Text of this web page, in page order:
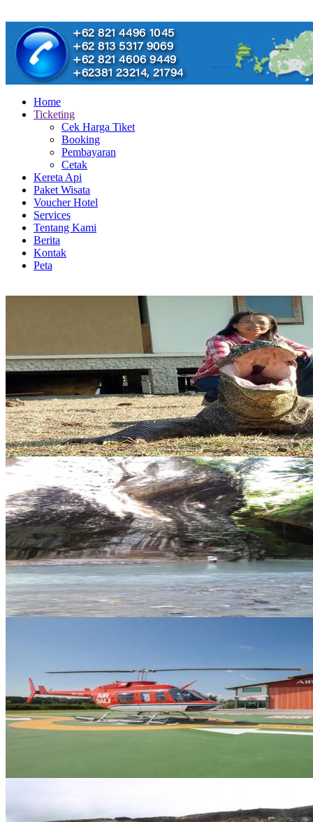
Home
Ticketing
Cek Harga Tiket
Booking
Pembayaran
Cetak
Kereta Api
Paket Wisata
Voucher Hotel
Services
Tentang Kami
Berita
Kontak
Peta